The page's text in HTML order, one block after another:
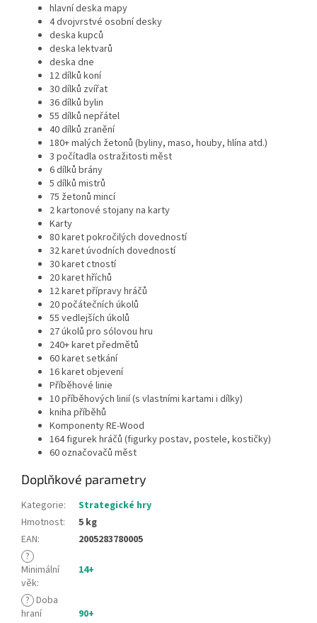
hlavní deska mapy
4 dvojvrstvé osobní desky
deska kupců
deska lektvarů
deska dne
12 dílků koní
30 dílků zvířat
36 dílků bylin
55 dílků nepřátel
40 dílků zranění
180+ malých žetonů (byliny, maso, houby, hlína atd.)
3 počítadla ostražitosti měst
6 dílků brány
5 dílků mistrů
75 žetonů mincí
2 kartonové stojany na karty
Karty
80 karet pokročilých dovedností
32 karet úvodních dovedností
30 karet ctností
20 karet hříchů
12 karet přípravy hráčů
20 počátečních úkolů
55 vedlejších úkolů
27 úkolů pro sólovou hru
240+ karet předmětů
60 karet setkání
16 karet objevení
Příběhové linie
10 příběhových linií (s vlastními kartami i dílky)
kniha příběhů
Komponenty RE-Wood
164 figurek hráčů (figurky postav, postele, kostičky)
60 označovačů měst
Doplňkové parametry
Kategorie:
Strategické hry
Hmotnost:
5 kg
EAN:
2005283780005
?
Minimální
věk:
14+
? Doba
hraní
90+